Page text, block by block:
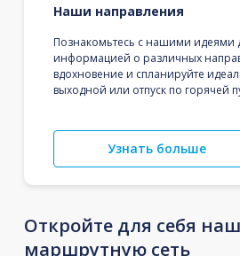
Наши направления
Познакомьтесь с нашими идеями
информацией о различных
вдохновение и спланируйте
выходной или отпуск по горячей
Узнать больше
Откройте для себя
маршрутную сеть